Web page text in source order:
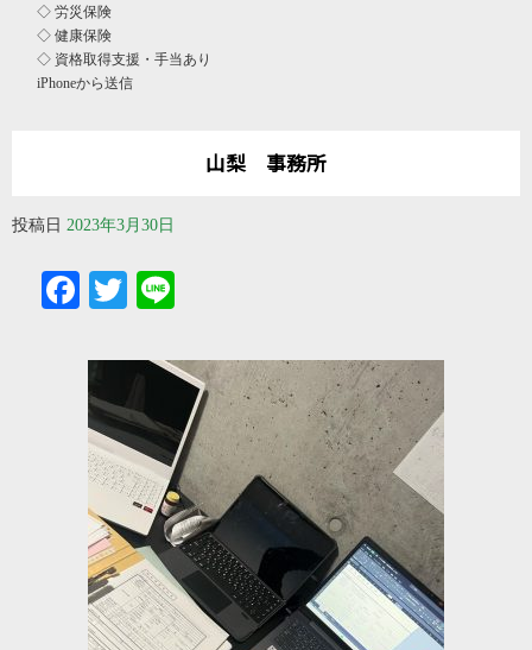
◇ 労災保険
◇ 健康保険
◇ 資格取得支援・手当あり
iPhoneから送信
山梨 事務所
投稿日 2023年3月30日
Facebook
Twitter